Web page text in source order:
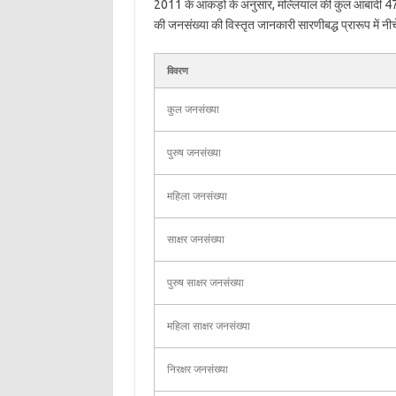
2011 के आंकड़ों के अनुसार, मल्लियाल की कुल आबादी
की जनसंख्या की विस्तृत जानकारी सारणीबद्ध प्रारूप में
विवरण
कुल जनसंख्या
पुरुष जनसंख्या
महिला जनसंख्या
साक्षर जनसंख्या
पुरुष साक्षर जनसंख्या
महिला साक्षर जनसंख्या
निरक्षर जनसंख्या